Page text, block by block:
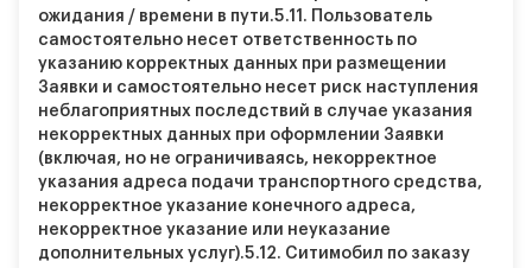
ожидания / времени в пути.5.11. Пользователь
самостоятельно несет ответственность по
указанию корректных данных при размещении
Заявки и самостоятельно несет риск наступления
неблагоприятных последствий в случае указания
некорректных данных при оформлении Заявки
(включая, но не ограничиваясь, некорректное
указания адреса подачи транспортного средства,
некорректное указание конечного адреса,
некорректное указание или неуказание
дополнительных услуг).5.12. Ситимобил по заказу